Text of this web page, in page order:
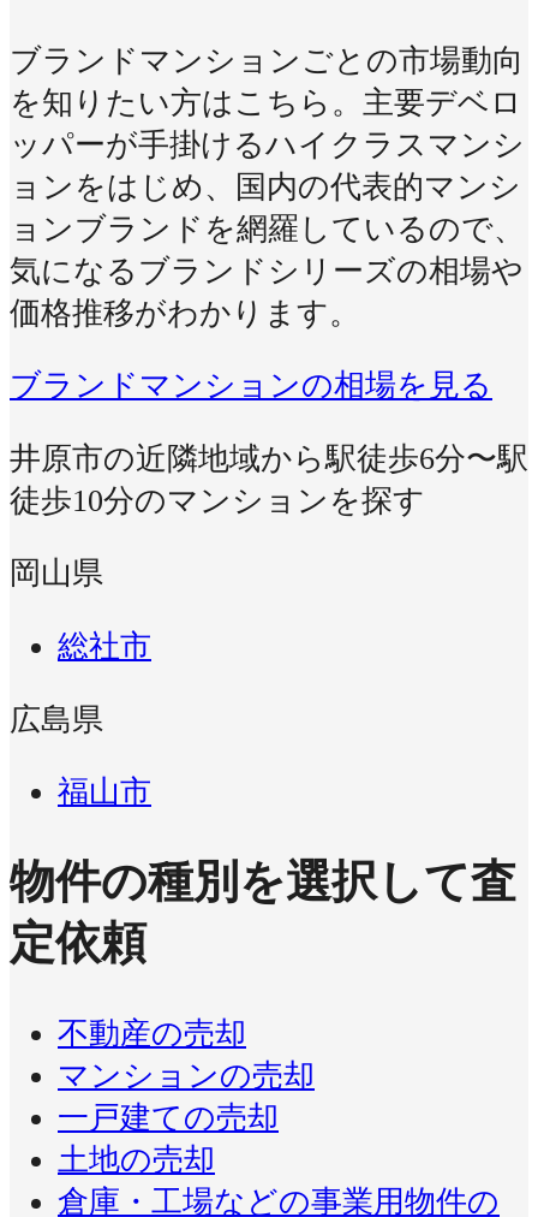
ブランドマンションごとの市場動向
を知りたい方はこちら。主要デベロ
ッパーが手掛けるハイクラスマンシ
ョンをはじめ、国内の代表的マンシ
ョンブランドを網羅しているので、
気になるブランドシリーズの相場や
価格推移がわかります。
ブランドマンションの相場を見る
井原市の近隣地域から駅徒歩6分〜駅
徒歩10分のマンションを探す
岡山県
総社市
広島県
福山市
物件の種別を選択して査
定依頼
不動産の売却
マンションの売却
一戸建ての売却
土地の売却
倉庫・工場などの事業用物件の